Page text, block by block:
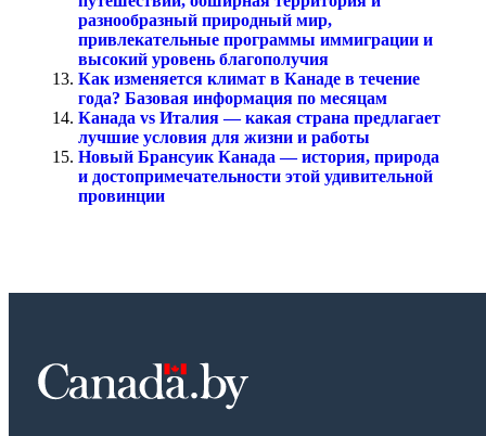
разнообразный природный мир,
привлекательные программы иммиграции и
высокий уровень благополучия
Как изменяется климат в Канаде в течение
года? Базовая информация по месяцам
Канада vs Италия — какая страна предлагает
лучшие условия для жизни и работы
Новый Брансуик Канада — история, природа
и достопримечательности этой удивительной
провинции